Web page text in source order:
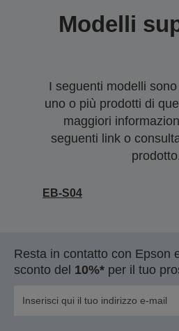
Modelli
I seguenti modelli
uno o più prodotti di
maggiori
seguenti link o
EB-S04
Resta in contatto con Epson
sconto del 10%* per il tuo